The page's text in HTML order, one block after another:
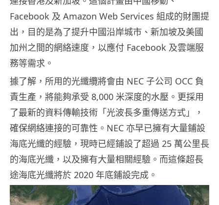
Facebook 及 Amazon Web Services 組成的財團提
出，目的是為了提升中國沿岸城市、新加坡及美國
加州之間的網絡速度，以應付 Facebook 及雲端服
務等需求。
據了解，所用的光纖纜將會由 NEC 子公司 OCC 負
責生產，將能夠承受 8,000 米深度的水壓。更採用
了最新的資料傳輸技術「光波長多重傳送方式」，
確保網絡連接的可靠性。NEC 亦早已擁有大量鋪設
海底光纖的經驗，現時已經鋪設了超過 25 萬公里長
的海底光纖，以及擁有大量相關經驗。而這條超長
途海底光纖將於 2020 年底鋪設完成。